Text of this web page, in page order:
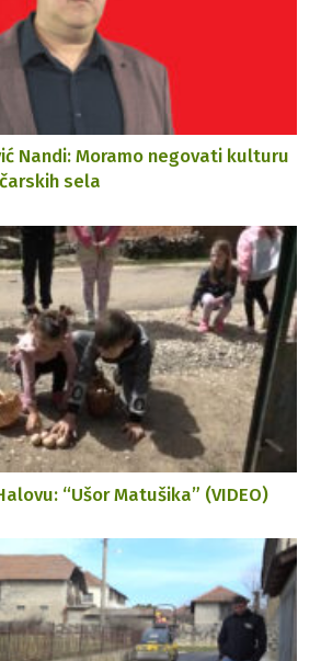
Nandi: Moramo negovati kulturu
sela
“Ušor Matušika” (VIDEO)